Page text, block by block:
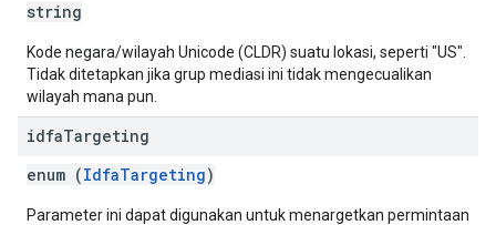
string
Kode negara/wilayah Unicode (CLDR) suatu lokasi, seperti "US".
Tidak ditetapkan jika grup mediasi ini tidak mengecualikan
wilayah mana pun.
idfaTargeting
enum (IdfaTargeting)
Parameter ini dapat digunakan untuk menargetkan permintaan